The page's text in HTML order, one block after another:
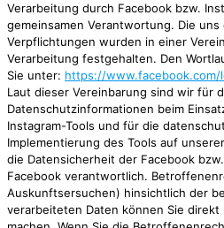
Verarbeitung durch Facebook bzw.
gemeinsamen Verantwortung. Die
Verpflichtungen wurden in einer
Verarbeitung festgehalten. Den
Sie unter: https://www.facebook.com/
Laut dieser Vereinbarung sind wir für
Datenschutzinformationen beim
Instagram-Tools und für die
Implementierung des Tools auf
die Datensicherheit der Facebook
Facebook verantwortlich.
Auskunftsersuchen) hinsichtlich der
verarbeiteten Daten können Sie direkt